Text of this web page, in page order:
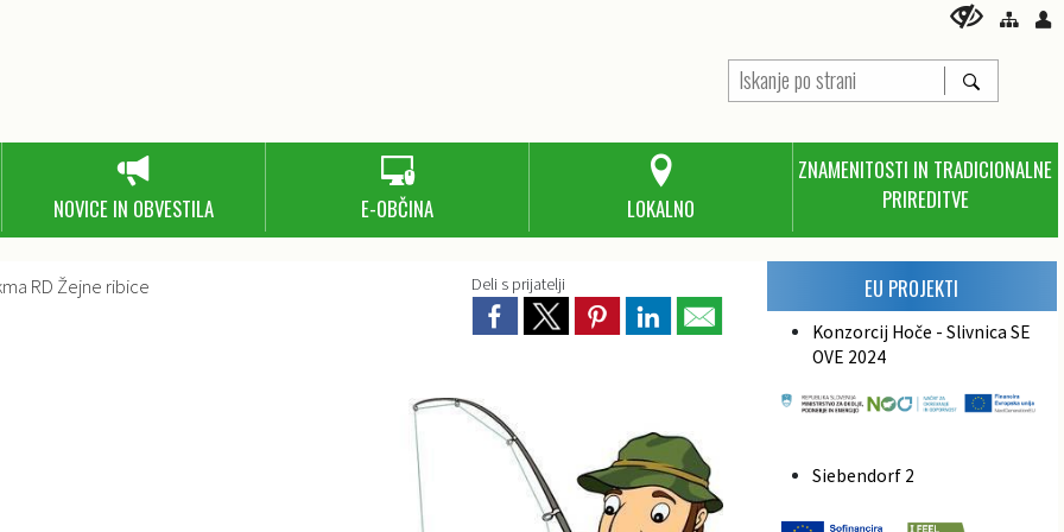
NOVICE IN OBVESTILA E-OBČINA LOKALNO
ZNAMENITOSTI IN TRADICIONALNE
PRIREDITVE
Deli s prijatelji
RD Žejne ribice
EU PROJEKTI
Konzorcij Hoče - Slivnica SE
OVE 2024
Siebendorf 2